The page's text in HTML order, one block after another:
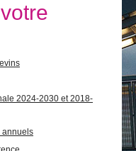
2024-2030 et 2018-
annuels